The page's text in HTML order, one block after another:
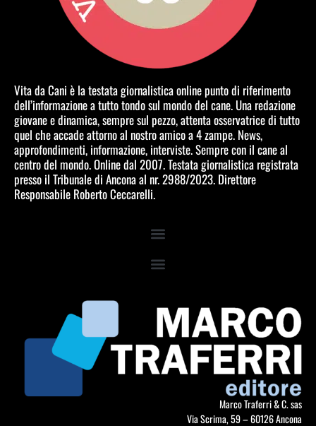
Vita da Cani è la testata giornalistica online punto di riferimento
dell’informazione a tutto tondo sul mondo del cane. Una redazione
giovane e dinamica, sempre sul pezzo, attenta osservatrice di tutto
quel che accade attorno al nostro amico a 4 zampe. News,
approfondimenti, informazione, interviste. Sempre con il cane al
centro del mondo. Online dal 2007. Testata giornalistica registrata
presso il Tribunale di Ancona al nr. 2988/2023. Direttore
Responsabile Roberto Ceccarelli.
Marco Traferri & C. sas
Via Scrima, 59 – 60126 Ancona